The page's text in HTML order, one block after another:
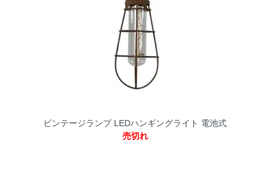
ビンテージランプ LEDハンギングライト 電池式
売切れ